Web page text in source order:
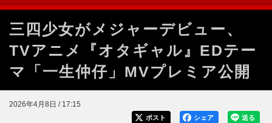
三四少女がメジャーデビュー、
TVアニメ『オタギャル』EDテー
マ「一生仲仔」MVプレミア公開
2026年4月8日 / 17:15
送る
シェア
ポスト